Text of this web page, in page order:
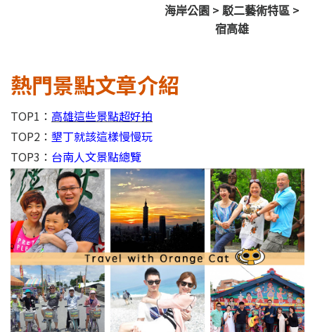
海岸公園> 駁二藝術特區 >
宿高雄
熱門景點文章介紹
TOP1： 高雄這些景點超好拍
TOP2： 墾丁就該這樣慢慢玩
TOP3： 台南人文景點總覽